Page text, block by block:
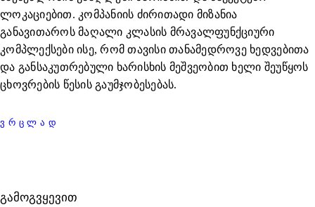
ლოკაციებით. კომპანიის ძირითადი მიზანია
განავითაროს მაღალი კლასის მრავალფუნქციური
კომპლექსები ისე, რომ თავისი თანამედროვე ხედვებითა
და განსაკუთრებული ხარისხის მეშვეობით ხელი შეუწყოს
ცხოვრების წესის გაუმჯობესებას.
ᲕᲠᲪᲚᲐᲓ
ᲒᲐᲛᲝᲒᲕᲧᲔᲕᲘᲗ